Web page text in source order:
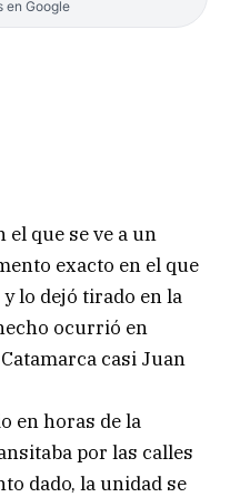
en Google
el que se ve a un
exacto en el que
lo dejó tirado en la
ocurrió en
casi Juan
en horas de la
por las calles
dado, la unidad se